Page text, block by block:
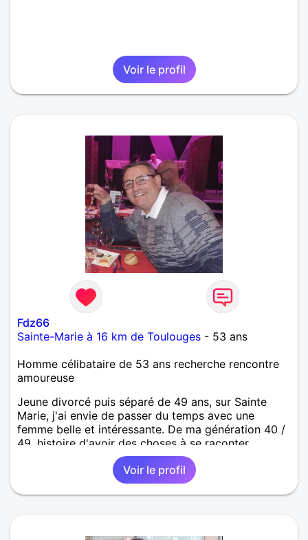
Voir le profil
Fdz66
Sainte-Marie à 16 km de Toulouges - 53 ans
Homme célibataire de 53 ans recherche rencontre
amoureuse
Jeune divorcé puis séparé de 49 ans, sur Sainte
Marie, j'ai envie de passer du temps avec une
femme belle et intéressante. De ma génération 40 /
49, histoire d'avoir des choses à se raconter.
Voir le profil